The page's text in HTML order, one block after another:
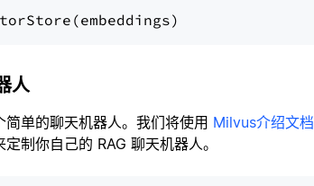
人
单的聊天机器人。我们将使用 Milvus介绍文档
制你自己的 RAG 聊天机器人。